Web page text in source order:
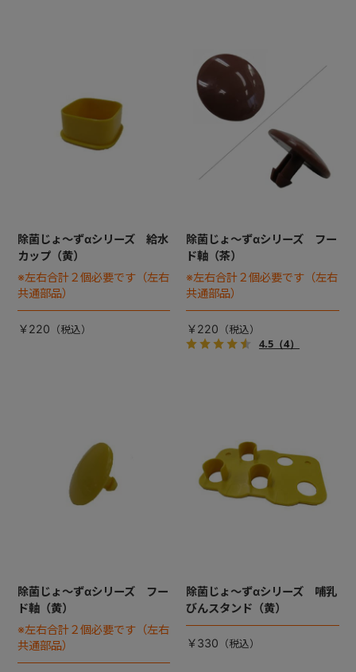
除菌じょ～ずαシリーズ 給水
カップ（黄）
※左右合計２個必要です（左右
共通部品）
￥220
除菌じょ～ずαシリーズ フー
ド軸（茶）
※左右合計２個必要です（左右
共通部品）
￥220
4.5（4）
除菌じょ～ずαシリーズ フー
ド軸（黄）
※左右合計２個必要です（左右
共通部品）
除菌じょ～ずαシリーズ 哺乳
びんスタンド（黄）
￥330